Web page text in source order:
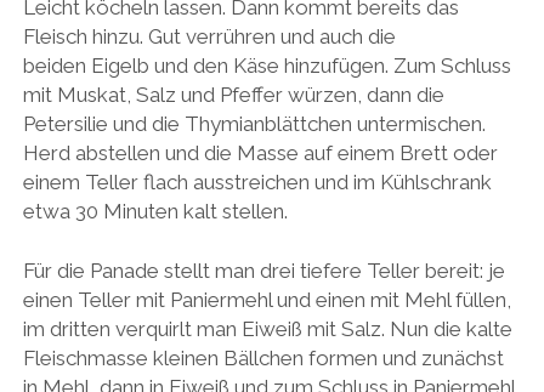
Leicht köcheln lassen. Dann kommt bereits das
Fleisch hinzu. Gut verrühren und auch die
beiden Eigelb und den Käse hinzufügen. Zum Schluss
mit Muskat, Salz und Pfeffer würzen, dann die
Petersilie und die Thymianblättchen untermischen.
Herd abstellen und die Masse auf einem Brett oder
einem Teller flach ausstreichen und im Kühlschrank
etwa 30 Minuten kalt stellen.
Für die Panade stellt man drei tiefere Teller bereit: je
einen Teller mit Paniermehl und einen mit Mehl füllen,
im dritten verquirlt man Eiweiß mit Salz. Nun die kalte
Fleischmasse kleinen Bällchen formen und zunächst